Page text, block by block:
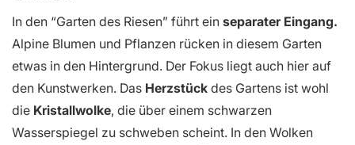
In den “Garten des Riesen” führt ein separater Eingang.
Alpine Blumen und Pflanzen rücken in diesem Garten
etwas in den Hintergrund. Der Fokus liegt auch hier auf
den Kunstwerken. Das Herzstück des Gartens ist wohl
die Kristallwolke, die über einem schwarzen
Wasserspiegel zu schweben scheint. In den Wolken